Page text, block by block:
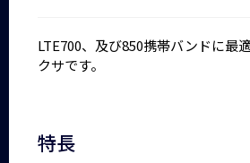
LTE700、及び850携帯バンドに最
クサです。
特長